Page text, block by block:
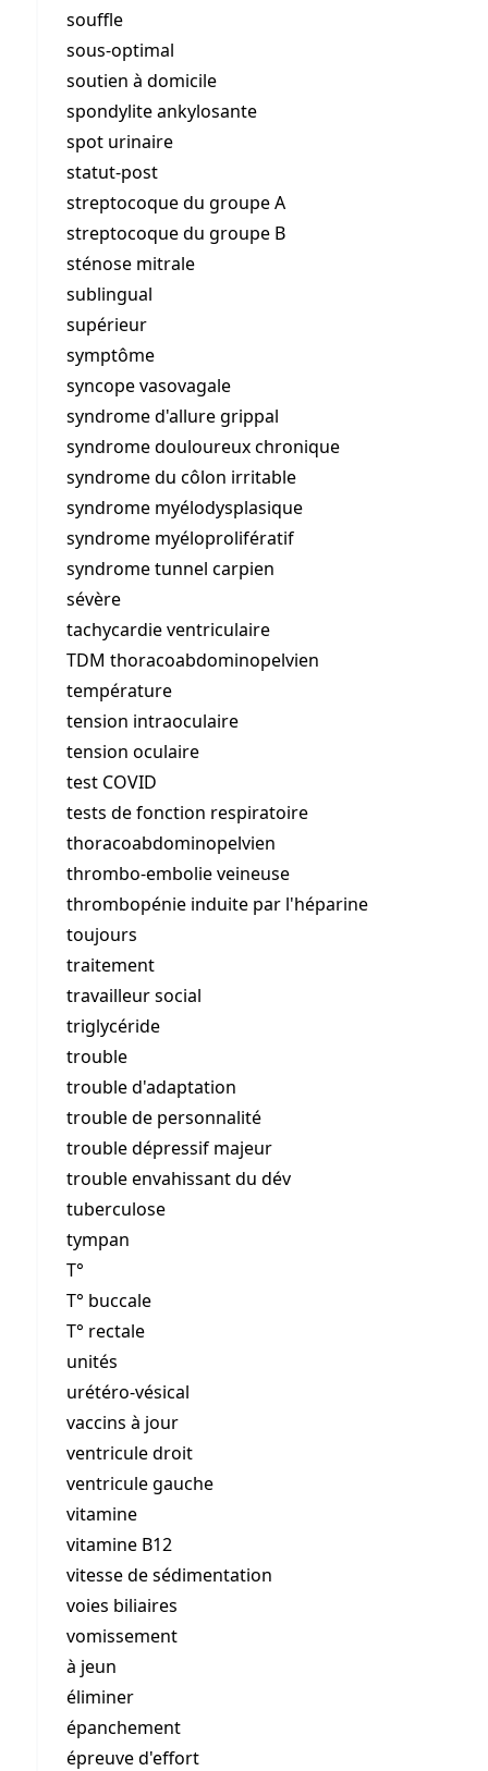
souffle
sous-optimal
soutien à domicile
spondylite ankylosante
spot urinaire
statut-post
streptocoque du groupe A
streptocoque du groupe B
sténose mitrale
sublingual
supérieur
symptôme
syncope vasovagale
syndrome d'allure grippal
syndrome douloureux chronique
syndrome du côlon irritable
syndrome myélodysplasique
syndrome myéloprolifératif
syndrome tunnel carpien
sévère
tachycardie ventriculaire
TDM thoracoabdominopelvien
température
tension intraoculaire
tension oculaire
test COVID
tests de fonction respiratoire
thoracoabdominopelvien
thrombo-embolie veineuse
thrombopénie induite par l'héparine
toujours
traitement
travailleur social
triglycéride
trouble
trouble d'adaptation
trouble de personnalité
trouble dépressif majeur
trouble envahissant du dév
tuberculose
tympan
T°
T° buccale
T° rectale
unités
urétéro-vésical
vaccins à jour
ventricule droit
ventricule gauche
vitamine
vitamine B12
vitesse de sédimentation
voies biliaires
vomissement
à jeun
éliminer
épanchement
épreuve d'effort